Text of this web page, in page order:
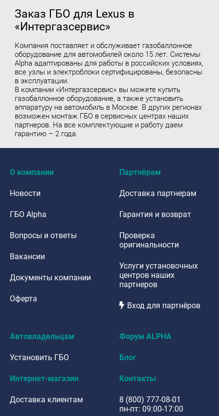
Заказ ГБО для Lexus в
«Интергазсервис»
Компания поставляет и обслуживает газобаллонное
оборудование для автомобилей около 15 лет. Системы
Alpha адаптированы для работы в российских условиях,
все узлы и электроблоки сертифицированы, безопасны
в эксплуатации.
В компании «Интергазсервис» вы можете купить
газобаллонное оборудование, а также установить
аппаратуру на автомобиль в Москве. В других регионах
возможен монтаж ГБО в сервисных центрах наших
партнеров. На все комплектующие и работу даем
гарантию – 2 года.
О компании
Новости
ГБО Alpha
Вопросы и ответы
Вакансии
Документы компании
Оферта
Партнёрам
Доставка партнерам
Гарантия и возврат
Проверка
оригинальности
Услуги установочных
центров наших
партнеров
Вход для партнёров
Автовладельцам
Установить ГБО
Интернет-магазин
Доставка клиентам
Форум ALPHA
Блог
Контакты
8 (800) 777-08-01
пн-пт: 09:00-17:00